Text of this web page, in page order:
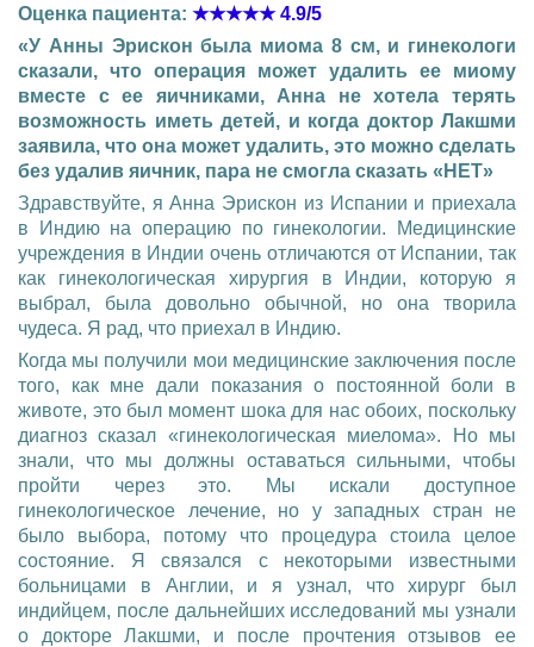
Оценка пациента: ★★★★★ 4.9/5
«У Анны Эрискон была миома 8 см, и гинекологи
сказали, что операция может удалить ее миому
вместе с ее яичниками, Анна не хотела терять
возможность иметь детей, и когда доктор Лакшми
заявила, что она может удалить, это можно сделать
без удалив яичник, пара не смогла сказать «НЕТ»
Здравствуйте, я Анна Эрискон из Испании и приехала
в Индию на операцию по гинекологии. Медицинские
учреждения в Индии очень отличаются от Испании, так
как гинекологическая хирургия в Индии, которую я
выбрал, была довольно обычной, но она творила
чудеса. Я рад, что приехал в Индию.
Когда мы получили мои медицинские заключения после
того, как мне дали показания о постоянной боли в
животе, это был момент шока для нас обоих, поскольку
диагноз сказал «гинекологическая миелома». Но мы
знали, что мы должны оставаться сильными, чтобы
пройти через это. Мы искали доступное
гинекологическое лечение, но у западных стран не
было выбора, потому что процедура стоила целое
состояние. Я связался с некоторыми известными
больницами в Англии, и я узнал, что хирург был
индийцем, после дальнейших исследований мы узнали
о докторе Лакшми, и после прочтения отзывов ее